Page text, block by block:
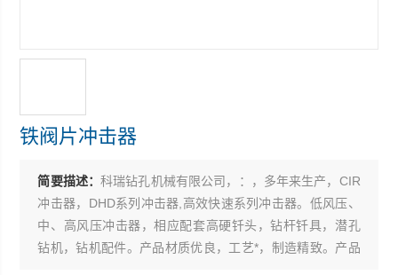
铁阀片冲击器
简要描述：科瑞钻孔机械有限公司，：，多年来生产，CIR
冲击器，DHD系列冲击器,高效快速系列冲击器。低风压、
中、高风压冲击器，相应配套高硬钎头，钻杆钎具，潜孔
钻机，钻机配件。产品材质优良，工艺*，制造精致。产品